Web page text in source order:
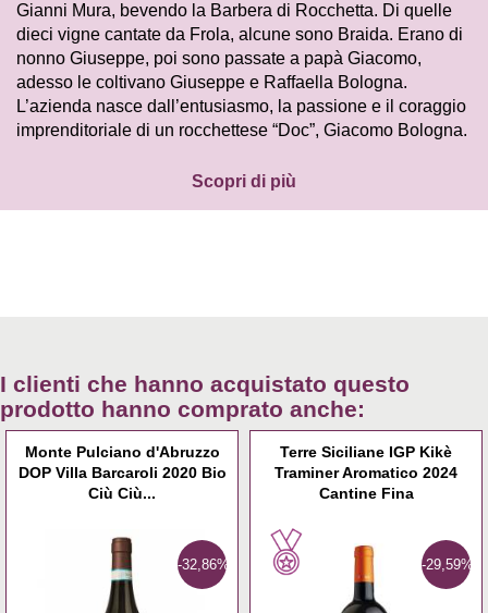
Gianni Mura, bevendo la Barbera di Rocchetta. Di quelle
dieci vigne cantate da Frola, alcune sono Braida. Erano di
nonno Giuseppe, poi sono passate a papà Giacomo,
adesso le coltivano Giuseppe e Raffaella Bologna.
L’azienda nasce dall’entusiasmo, la passione e il coraggio
imprenditoriale di un rocchettese “Doc”, Giacomo Bologna.
Scopri di più
I clienti che hanno acquistato questo
prodotto hanno comprato anche:
Monte Pulciano d'Abruzzo
DOP Villa Barcaroli 2020 Bio
Ciù Ciù...
-32,86%
Terre Siciliane IGP Kikè
Traminer Aromatico 2024
Cantine Fina
-29,59%